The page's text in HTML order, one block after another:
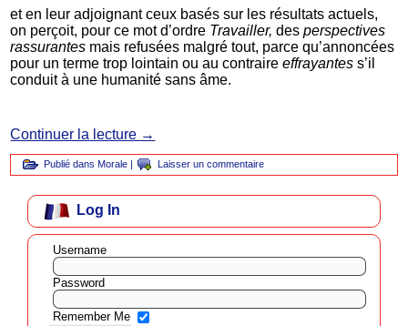
et en leur adjoignant ceux basés sur les résultats actuels,
on perçoit, pour ce mot d’ordre Travailler,desperspectives
rassurantes mais refusées malgré tout, parce qu’annoncées
pour un terme trop lointain ou au contraireeffrayantess’il
conduit à une humanité sans âme.
Continuer la lecture →
Publié dans Morale | Laisser un commentaire
Log In
Username
Password
Remember Me